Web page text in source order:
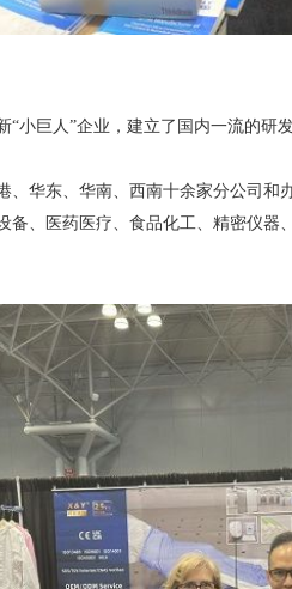
巨人”企业，建立了国内一流的研
华东、华南、西南十余家分公司和
备、医药医疗、食品化工、精密仪器